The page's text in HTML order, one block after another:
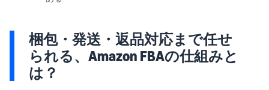
梱包・発送・返品対応まで任せ
られる、Amazon FBAの仕組みと
は？